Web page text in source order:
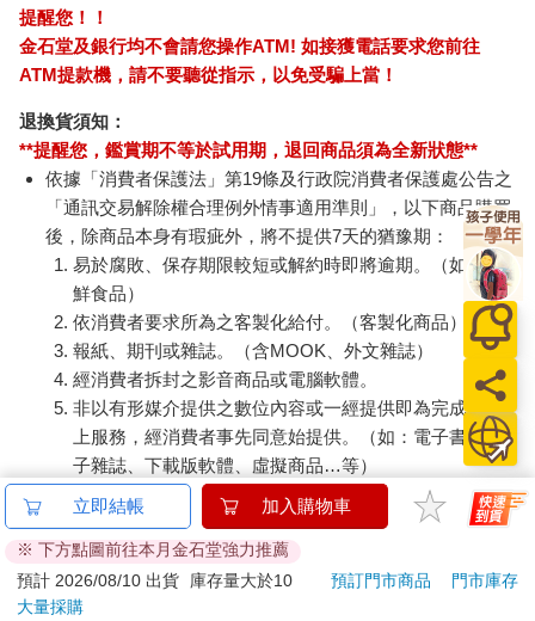
提醒您！！
金石堂及銀行均不會請您操作ATM! 如接獲電話要求您前往
ATM提款機，請不要聽從指示，以免受騙上當！
退換貨須知：
**提醒您，鑑賞期不等於試用期，退回商品須為全新狀態**
依據「消費者保護法」第19條及行政院消費者保護處公告之
「通訊交易解除權合理例外情事適用準則」，以下商品購買
後，除商品本身有瑕疵外，將不提供7天的猶豫期：
易於腐敗、保存期限較短或解約時即將逾期。（如：生
鮮食品）
依消費者要求所為之客製化給付。（客製化商品）
報紙、期刊或雜誌。（含MOOK、外文雜誌）
經消費者拆封之影音商品或電腦軟體。
非以有形媒介提供之數位內容或一經提供即為完成之線
上服務，經消費者事先同意始提供。（如：電子書、電
子雜誌、下載版軟體、虛擬商品…等）
已拆封之個人衛生用品。（如：內衣褲、刮鬍刀、除毛
若非上列種類商品，均享有到貨7天的猶豫期（含例假
日）。
辦理退換貨時，商品（組合商品恕無法接受單獨退貨）必須
立即結帳 加入購物車
※ 下方點圖前往本月金石堂強力推薦
預計 2026/08/10 出貨
庫存量大於10 預訂門市商品
門市庫存
大量採購